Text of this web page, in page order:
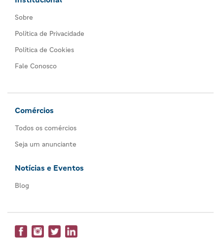
Sobre
Política de Privacidade
Política de Cookies
Fale Conosco
Comércios
Todos os comércios
Seja um anunciante
Notícias e Eventos
Blog